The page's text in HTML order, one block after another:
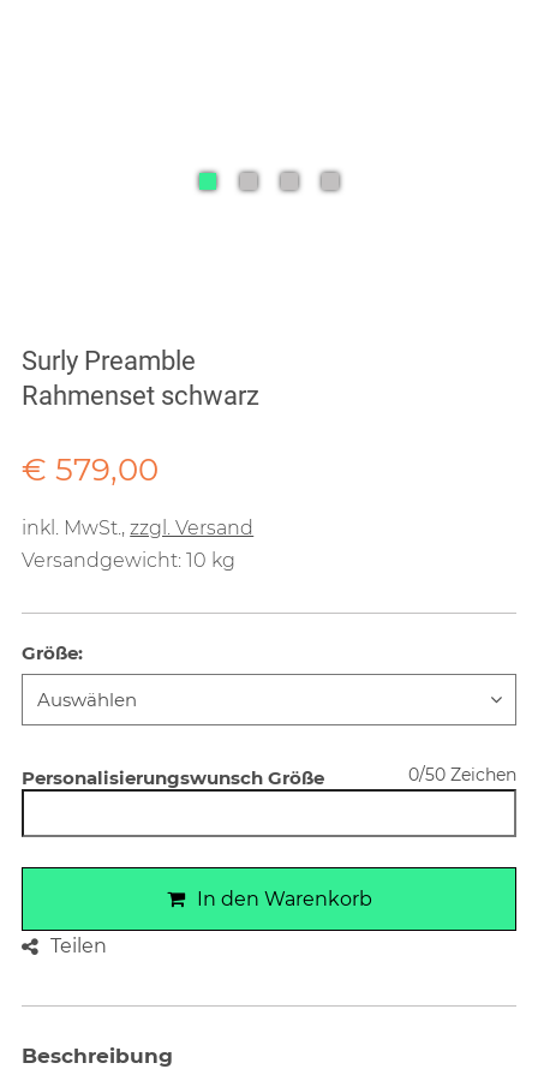
Surly Preamble
Rahmenset schwarz
Verkaufspreis: € 579,00
€ 579,00
inkl. MwSt.,zzgl. Versand
Versandgewicht: 10 kg
Größe:
Personalisierungswunsch Größe 0/50 Zeichen
In den Warenkorb
Teilen
Beschreibung